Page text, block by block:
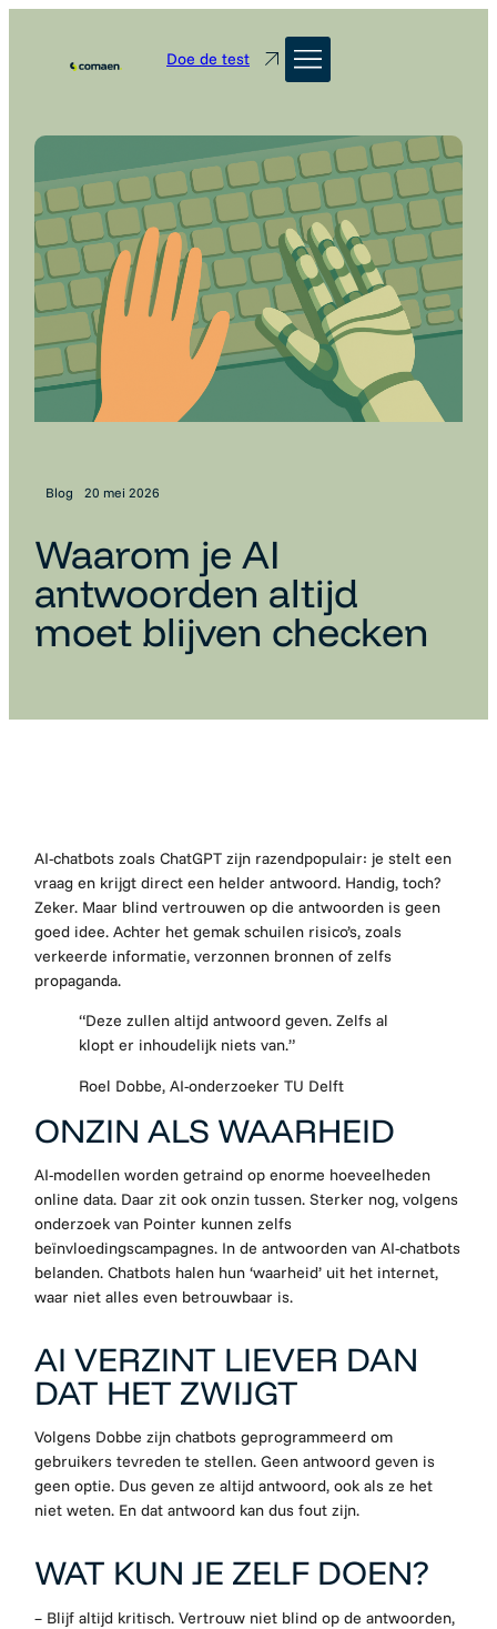
Doe de test
Blog 20 mei 2026
Waarom je AI
antwoorden altijd
moet blijven checken
AI-chatbots zoals ChatGPT zijn razendpopulair: je stelt een
vraag en krijgt direct een helder antwoord. Handig, toch?
Zeker. Maar blind vertrouwen op die antwoorden is geen
goed idee. Achter het gemak schuilen risico’s, zoals
verkeerde informatie, verzonnen bronnen of zelfs
propaganda.
“Deze zullen altijd antwoord geven. Zelfs al
klopt er inhoudelijk niets van.”
Roel Dobbe, AI-onderzoeker TU Delft
ONZIN ALS WAARHEID
AI-modellen worden getraind op enorme hoeveelheden
online data. Daar zit ook onzin tussen. Sterker nog, volgens
onderzoek van Pointer kunnen zelfs
beïnvloedingscampagnes. In de antwoorden van AI-chatbots
belanden. Chatbots halen hun ‘waarheid’ uit het internet,
waar niet alles even betrouwbaar is.
AI VERZINT LIEVER DAN
DAT HET ZWIJGT
Volgens Dobbe zijn chatbots geprogrammeerd om
gebruikers tevreden te stellen. Geen antwoord geven is
geen optie. Dus geven ze altijd antwoord, ook als ze het
niet weten. En dat antwoord kan dus fout zijn.
WAT KUN JE ZELF DOEN?
– Blijf altijd kritisch. Vertrouw niet blind op de antwoorden,